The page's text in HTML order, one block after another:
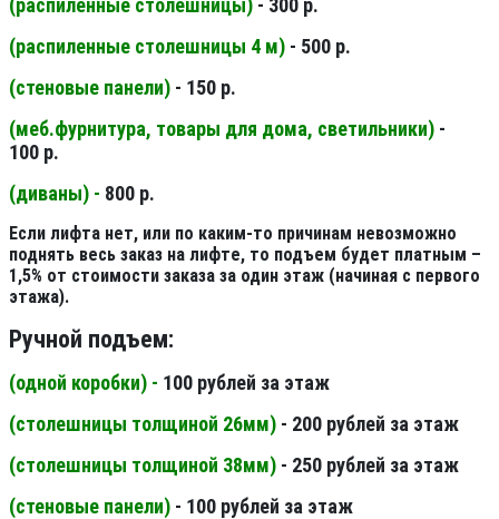
(распиленные столешницы) - 300 р.
(распиленные столешницы 4 м) - 500 р.
(стеновые панели) - 150 р.
(меб.фурнитура, товары для дома, светильники) -
100 р.
(диваны) - 800 р.
Если лифта нет, или по каким-то причинам невозможно
поднять весь заказ на лифте, то подъем будет платным –
1,5% от стоимости заказа за один этаж (начиная с первого
этажа).
Ручной подъем:
(одной коробки) - 100 рублей за этаж
(столешницы толщиной 26мм) - 200 рублей за этаж
(столешницы толщиной 38мм) - 250 рублей за этаж
(стеновые панели) - 100 рублей за этаж